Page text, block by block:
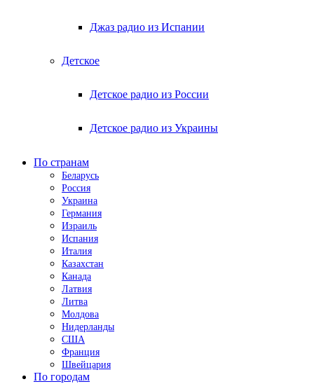
Джаз радио из Испании
Детское
Детское радио из России
Детское радио из Украины
По странам
Беларусь
Россия
Украина
Германия
Израиль
Испания
Италия
Казахстан
Канада
Латвия
Литва
Молдова
Нидерланды
США
Франция
Швейцария
По городам